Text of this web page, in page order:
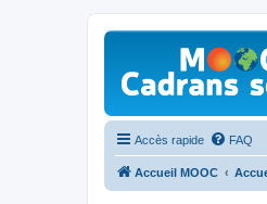
Accès rapide FAQ
Accueil MOOC